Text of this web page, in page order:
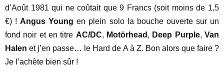
d’Août 1981 qui ne coûtait que 9 Francs (soit moins de 1,5
€) !Angus Young en plein solo la bouche ouverte sur un
fond noir et en titre AC/DC, Motörhead , Deep Purple,Van
Halen et j’en passe… le Hard de A à Z. Bon alors que faire ?
Je l’achète bien sûr !